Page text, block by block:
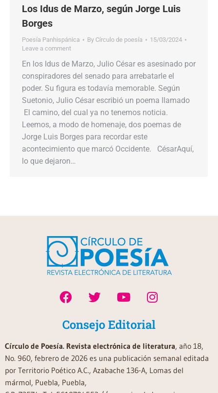
Los Idus de Marzo, según Jorge Luis
Borges
Poesía Panhispánica By Círculo de poesía
15/03/2024
Leave a comment
En los Idus de Marzo, Julio César es asesinado por
conspiradores del senado para arrebatarle el
poder. Su figura es todavía memorable. Según
Suetonio, Julio César escribió un poema llamado​​
El camino, del cual ya no tenemos noticia.
Leemos, a modo de homenaje,​​ dos​​ poemas de
Jorge Luis Borges para recordar este
acontecimiento​​ que marcó Occidente. CésarAquí,
lo que dejaron…
Consejo Editorial
Círculo de Poesía. Revista electrónica de literatura, año 18,
No. 960, febrero de 2026 es una publicación semanal editada
por Territorio Poético A.C., Azabache 136-A, Lomas del
mármol, Puebla, Puebla,